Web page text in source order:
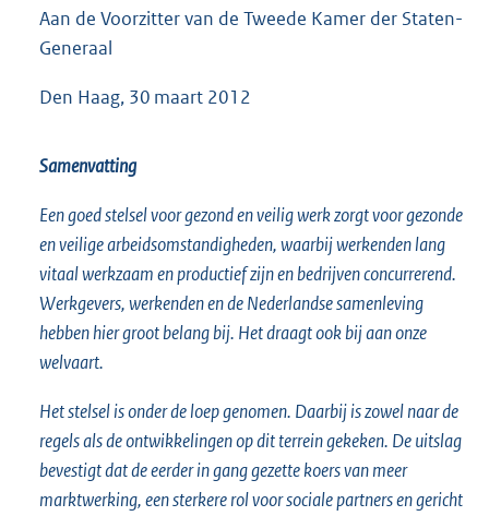
7
Aan de Voorzitter van de Tweede Kamer der Staten-
Generaal
Den Haag, 30 maart 2012
Samenvatting
Een goed stelsel voor gezond en veilig werk zorgt voor gezonde
en veilige arbeidsomstandigheden, waarbij werkenden lang
vitaal werkzaam en productief zijn en bedrijven concurrerend.
Werkgevers, werkenden en de Nederlandse samenleving
hebben hier groot belang bij. Het draagt ook bij aan onze
welvaart.
Het stelsel is onder de loep genomen. Daarbij is zowel naar de
regels als de ontwikkelingen op dit terrein gekeken. De uitslag
bevestigt dat de eerder in gang gezette koers van meer
marktwerking, een sterkere rol voor sociale partners en gericht